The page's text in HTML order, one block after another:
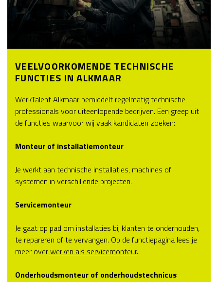
VEELVOORKOMENDE TECHNISCHE
FUNCTIES IN ALKMAAR
WerkTalent Alkmaar bemiddelt regelmatig technische
professionals voor uiteenlopende bedrijven. Een greep uit
de functies waarvoor wij vaak kandidaten zoeken:
Monteur of installatiemonteur
Je werkt aan technische installaties, machines of
systemen in verschillende projecten.
Servicemonteur
Je gaat op pad om installaties bij klanten te onderhouden,
te repareren of te vervangen. Op de functiepagina lees je
meer overwerken als servicemonteur.
Onderhoudsmonteur of onderhoudstechnicus